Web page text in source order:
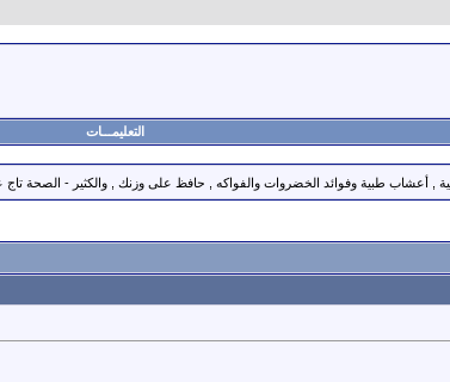
التعليمـــات
, أعشاب طبية وفوائد الخضروات والفواكه , حافظ على وزنك , والكثير - الصحة